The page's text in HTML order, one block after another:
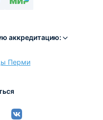
аккредитацию:
Перми